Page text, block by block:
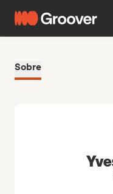
Sobre